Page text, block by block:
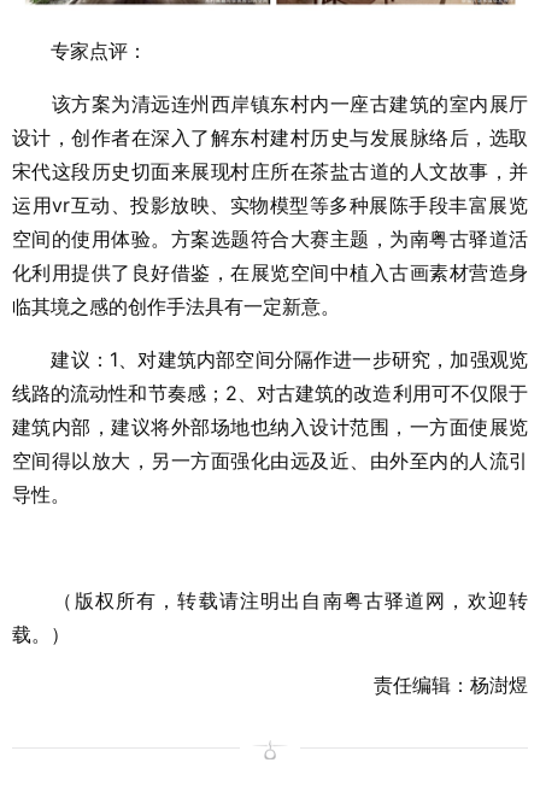
专家点评：
该方案为清远连州西岸镇东村内一座古建筑的室内展厅
设计，创作者在深入了解东村建村历史与发展脉络后，选取
宋代这段历史切面来展现村庄所在茶盐古道的人文故事，并
运用vr互动、投影放映、实物模型等多种展陈手段丰富展览
空间的使用体验。方案选题符合大赛主题，为南粤古驿道活
化利用提供了良好借鉴，在展览空间中植入古画素材营造身
临其境之感的创作手法具有一定新意。
建议：1、对建筑内部空间分隔作进一步研究，加强观览
线路的流动性和节奏感；2、对古建筑的改造利用可不仅限于
建筑内部，建议将外部场地也纳入设计范围，一方面使展览
空间得以放大，另一方面强化由远及近、由外至内的人流引
导性。
（版权所有，转载请注明出自南粤古驿道网，欢迎转
载。）
责任编辑：杨澍煜